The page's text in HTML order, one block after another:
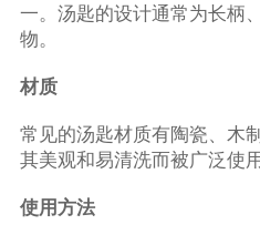
一。汤匙的设计通常为长柄
物。
材质
常见的汤匙材质有陶瓷、木
其美观和易清洗而被广泛使用
使用方法